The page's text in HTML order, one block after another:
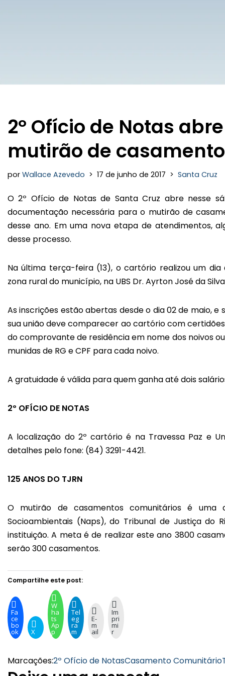
2º Ofício de Notas
mutirão de
por Wallace Azevedo 17 de junho de 2017 Santa Cruz
O 2º Ofício de Notas de Santa Cruz abre nesse
documentação necessária para o mutirão de
desse ano. Em uma nova etapa de atendimentos,
desse processo.
Na última terça-feira (13), o cartório realizou um
zona rural do município, na UBS Dr. Ayrton José da
As inscrições estão abertas desde o dia 02 de maio,
sua união deve comparecer ao cartório com certidões
do comprovante de residência em nome dos noivos
munidas de RG e CPF para cada noivo.
A gratuidade é válida para quem ganha até dois
2º OFÍCIO DE NOTAS
A localização do 2º cartório é na Travessa Paz e
detalhes pelo fone: (84) 3291-4421.
125 ANOS DO TJRN
O mutirão de casamentos comunitários é uma
Socioambientais (Naps), do Tribunal de Justiça do
instituição. A meta é de realizar este ano 3800
serão 300 casamentos.
Compartilhe este post:
Fa
ce
bo
ok X
W
ha
ts
Ap
p
Tel
eg
ra
m
E-
m
ail
Im
pri
mi
r
Marcações:2º Ofício de NotasCasamento Comunitário